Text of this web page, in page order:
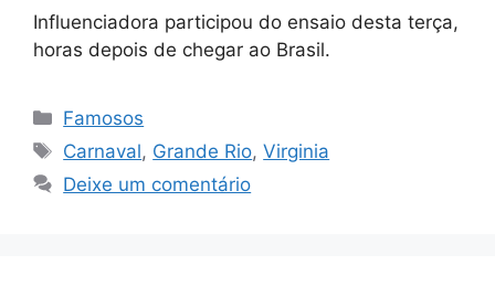
Influenciadora participou do ensaio desta terça,
horas depois de chegar ao Brasil.
Categorias
Famosos
Tags
Carnaval, Grande Rio,Virginia
Deixe um comentário